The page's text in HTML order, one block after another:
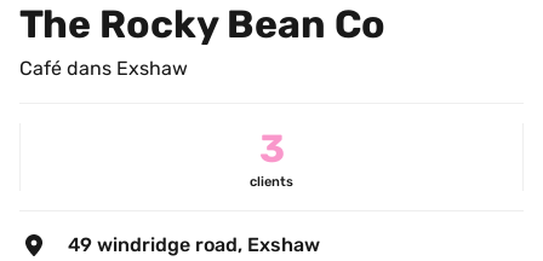
The Rocky Bean Co
Café dans Exshaw
3
clients
49 windridge road, Exshaw